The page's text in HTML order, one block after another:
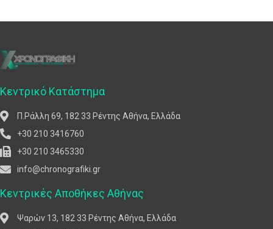
Κεντρικό Κατάστημα
Π.Ράλλη 69, 182 33 Ρέντης Αθήνα, Ελλάδα
+30 210 3416760
+30 210 3465330
info@chronografiki.gr
Κεντρικές Αποθήκες Αθήνας
Ψαρών 13, 182 33 Ρέντης Αθήνα, Ελλάδα